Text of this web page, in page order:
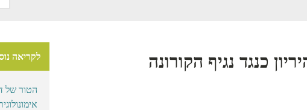
לקריאה
הטור של
כנגד נגיף הקורונה